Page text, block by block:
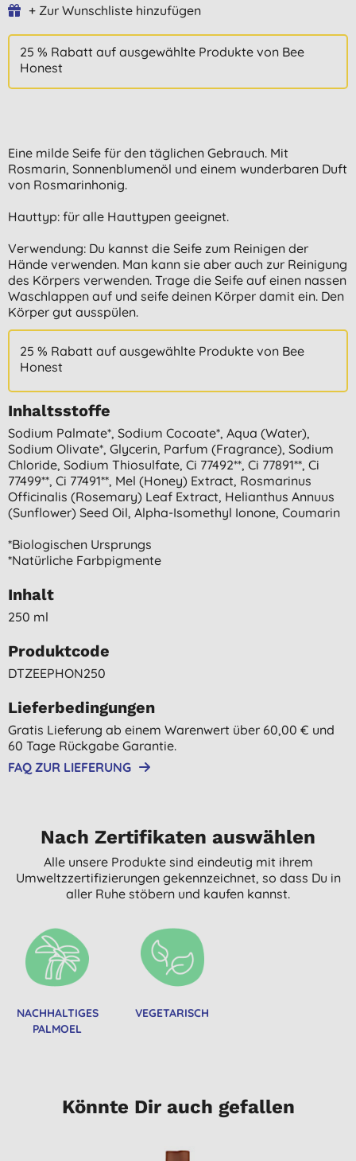
+ Zur Wunschliste hinzufügen
25 % Rabatt auf ausgewählte Produkte von Bee
Honest
Eine milde Seife für den täglichen Gebrauch. Mit
Rosmarin, Sonnenblumenöl und einem wunderbaren Duft
von Rosmarinhonig.
Hauttyp: für alle Hauttypen geeignet.
Verwendung: Du kannst die Seife zum Reinigen der
Hände verwenden. Man kann sie aber auch zur Reinigung
des Körpers verwenden. Trage die Seife auf einen nassen
Waschlappen auf und seife deinen Körper damit ein. Den
Körper gut ausspülen.
25 % Rabatt auf ausgewählte Produkte von Bee
Honest
Inhaltsstoffe
Sodium Palmate*, Sodium Cocoate*, Aqua (water),
Sodium Olivate*, Glycerin, Parfum (fragrance), Sodium
Chloride, Sodium Thiosulfate, Ci 77492**, Ci 77891**, Ci
77499**, Ci 77491**, Mel (honey) Extract, Rosmarinus
Officinalis (rosemary) Leaf Extract, Helianthus Annuus
(sunflower) Seed Oil, Alpha-Isomethyl Ionone, Coumarin
*biologischen Ursprungs
*natürliche Farbpigmente
Inhalt
250 ml
Produktcode
DTZEEPHON250
Lieferbedingungen
Gratis Lieferung ab einem Warenwert über 60,00 € und
60 Tage Rückgabe Garantie.
FAQ ZUR LIEFERUNG
Nach Zertifikaten auswählen
Alle unsere Produkte sind eindeutig mit ihrem
Umweltzzertifizierungen gekennzeichnet, so dass Du in
aller Ruhe stöbern und kaufen kannst.
NACHHALTIGES
PALMOEL
VEGETARISCH
Könnte Dir auch gefallen